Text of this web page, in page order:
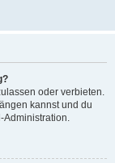
oder verbieten.
kannst und du
Administration.